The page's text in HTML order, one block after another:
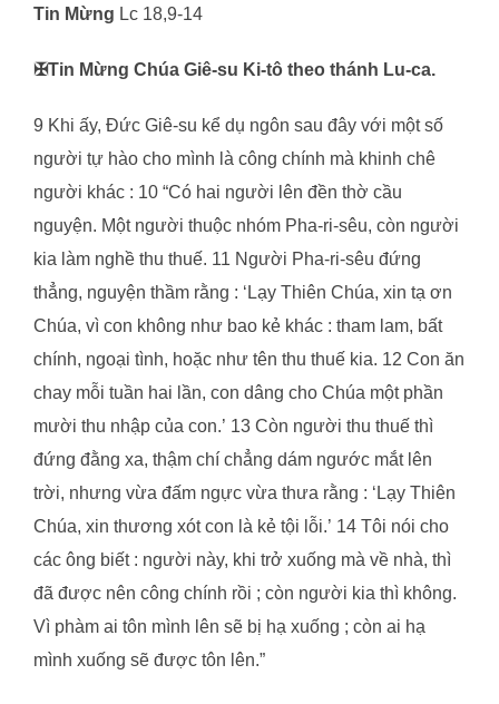
Tin Mừng Lc 18,9-14
✠Tin Mừng Chúa Giê-su Ki-tô theo thánh Lu-ca.
9 Khi ấy, Đức Giê-su kể dụ ngôn sau đây với một số
người tự hào cho mình là công chính mà khinh chê
người khác : 10 “Có hai người lên đền thờ cầu
nguyện. Một người thuộc nhóm Pha-ri-sêu, còn người
kia làm nghề thu thuế. 11 Người Pha-ri-sêu đứng
thẳng, nguyện thầm rằng : ‘Lạy Thiên Chúa, xin tạ ơn
Chúa, vì con không như bao kẻ khác : tham lam, bất
chính, ngoại tình, hoặc như tên thu thuế kia. 12 Con ăn
chay mỗi tuần hai lần, con dâng cho Chúa một phần
mười thu nhập của con.’ 13 Còn người thu thuế thì
đứng đằng xa, thậm chí chẳng dám ngước mắt lên
trời, nhưng vừa đấm ngực vừa thưa rằng : ‘Lạy Thiên
Chúa, xin thương xót con là kẻ tội lỗi.’ 14 Tôi nói cho
các ông biết : người này, khi trở xuống mà về nhà, thì
đã được nên công chính rồi ; còn người kia thì không.
Vì phàm ai tôn mình lên sẽ bị hạ xuống ; còn ai hạ
mình xuống sẽ được tôn lên.”